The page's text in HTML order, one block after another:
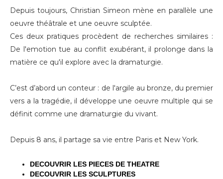
Depuis toujours, Christian Simeon mène en parallèle une
oeuvre théâtrale et une oeuvre sculptée.
Ces deux pratiques procèdent de recherches similaires :
De l'emotion tue au conflit exubérant, il prolonge dans la
matière ce qu'il explore avec la dramaturgie.
C’est d’abord un conteur : de l'argile au bronze, du premier
vers a la tragédie, il développe une oeuvre multiple qui se
définit comme une dramaturgie du vivant.
Depuis 8 ans, il partage sa vie entre Paris et New York.
DECOUVRIR LES PIECES DE THEATRE
DECOUVRIR LES SCULPTURES